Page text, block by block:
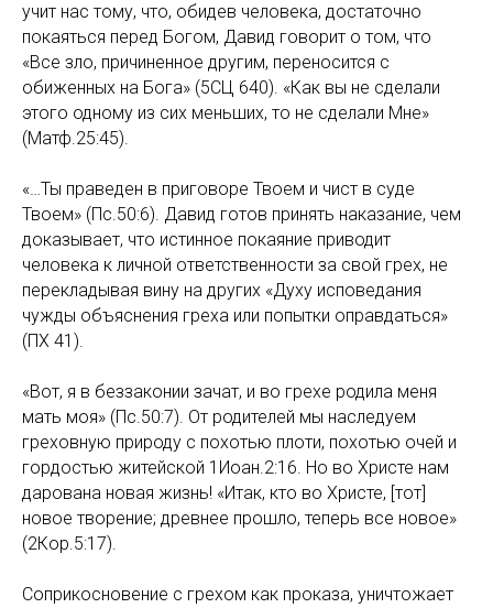
учит нас тому, что, обидев человека, достаточно
покаяться перед Богом, Давид говорит о том, что
«Все зло, причиненное другим, переносится с
обиженных на Бога» (5СЦ 640). «Как вы не сделали
этого одному из сих меньших, то не сделали Мне»
(Матф.25:45).
«…Ты праведен в приговоре Твоем и чист в суде
Твоем» (Пс.50:6). Давид готов принять наказание, чем
доказывает, что истинное покаяние приводит
человека к личной ответственности за свой грех, не
перекладывая вину на других «Духу исповедания
чужды объяснения греха или попытки оправдаться»
(ПХ 41).
«Вот, я в беззаконии зачат, и во грехе родила меня
мать моя» (Пс.50:7). От родителей мы наследуем
греховную природу с похотью плоти, похотью очей и
гордостью житейской 1Иоан.2:16. Но во Христе нам
дарована новая жизнь! «Итак, кто во Христе, [тот]
новое творение; древнее прошло, теперь все новое»
(2Кор.5:17).
Соприкосновение с грехом как проказа, уничтожает